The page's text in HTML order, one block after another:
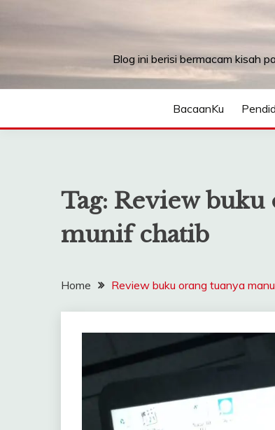
Blog ini berisi bermacam kisah
BacaanKu
Tag: Review buku
munif chatib
Home Review buku orang tuanya